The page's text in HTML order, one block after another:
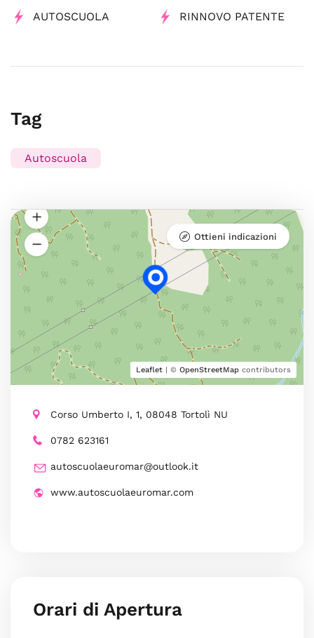
AUTOSCUOLA RINNOVO PATENTE
Tag
Autoscuola
Leaflet | © OpenStreetMap contributors
Ottieni indicazioni
Corso Umberto I, 1, 08048 Tortolì NU
0782 623161
autoscuolaeuromar@outlook.it
www.autoscuolaeuromar.com
Orari di Apertura